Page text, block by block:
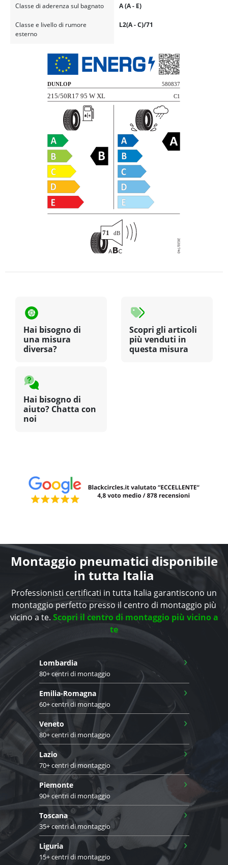
Classe di aderenza sul bagnato A (A - E)
Classe e livello di rumore
esterno
L2(A - C)/71
Hai bisogno di
una misura
diversa?
Scopri gli articoli
più venduti in
questa misura
Hai bisogno di
aiuto? Chatta con
noi
Montaggio pneumatici disponibile
in tutta Italia
Professionisti certificati in tutta Italia garantiscono un
montaggio perfetto presso il centro di montaggio più
vicino a te. Scopri il centro di montaggio più vicino a
te
Lombardia
80+ centri di montaggio
›
Emilia-Romagna
60+ centri di montaggio
›
Veneto
80+ centri di montaggio
›
Lazio
70+ centri di montaggio
›
Piemonte
90+ centri di montaggio
›
Toscana
35+ centri di montaggio
›
Liguria
15+ centri di montaggio
›